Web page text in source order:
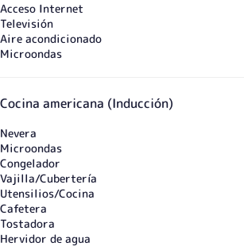
Acceso Internet
Televisión
Aire acondicionado
Microondas
Cocina americana (Inducción)
Nevera
Microondas
Congelador
Vajilla/Cubertería
Utensilios/Cocina
Cafetera
Tostadora
Hervidor de agua